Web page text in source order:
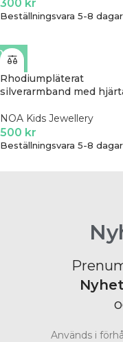
300 kr
Beställningsvara 5-8
Rhodiumpläterat
silverarmband med
NOA Kids Jewellery
500 kr
Beställningsvara 5-8
Används i